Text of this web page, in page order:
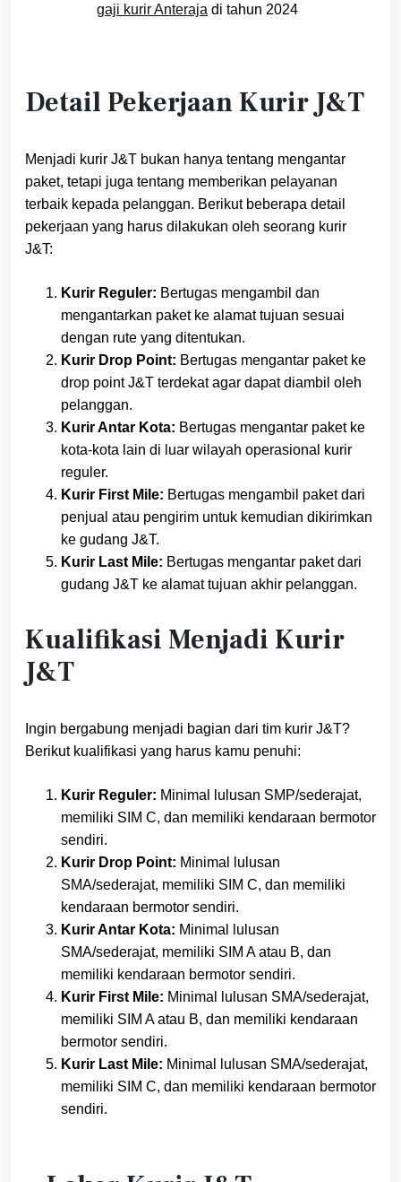
gaji kurir Anteraja di tahun 2024
Detail Pekerjaan Kurir J&T
Menjadi kurir J&T bukan hanya tentang mengantar
paket, tetapi juga tentang memberikan pelayanan
terbaik kepada pelanggan. Berikut beberapa detail
pekerjaan yang harus dilakukan oleh seorang kurir
J&T:
Kurir Reguler: Bertugas mengambil dan
mengantarkan paket ke alamat tujuan sesuai
dengan rute yang ditentukan.
Kurir Drop Point: Bertugas mengantar paket ke
drop point J&T terdekat agar dapat diambil oleh
pelanggan.
Kurir Antar Kota: Bertugas mengantar paket ke
kota-kota lain di luar wilayah operasional kurir
reguler.
Kurir First Mile: Bertugas mengambil paket dari
penjual atau pengirim untuk kemudian dikirimkan
ke gudang J&T.
Kurir Last Mile: Bertugas mengantar paket dari
gudang J&T ke alamat tujuan akhir pelanggan.
Kualifikasi Menjadi Kurir
J&T
Ingin bergabung menjadi bagian dari tim kurir J&T?
Berikut kualifikasi yang harus kamu penuhi:
Kurir Reguler: Minimal lulusan SMP/sederajat,
memiliki SIM C, dan memiliki kendaraan bermotor
sendiri.
Kurir Drop Point: Minimal lulusan
SMA/sederajat, memiliki SIM C, dan memiliki
kendaraan bermotor sendiri.
Kurir Antar Kota: Minimal lulusan
SMA/sederajat, memiliki SIM A atau B, dan
memiliki kendaraan bermotor sendiri.
Kurir First Mile: Minimal lulusan SMA/sederajat,
memiliki SIM A atau B, dan memiliki kendaraan
bermotor sendiri.
Kurir Last Mile: Minimal lulusan SMA/sederajat,
memiliki SIM C, dan memiliki kendaraan bermotor
sendiri.